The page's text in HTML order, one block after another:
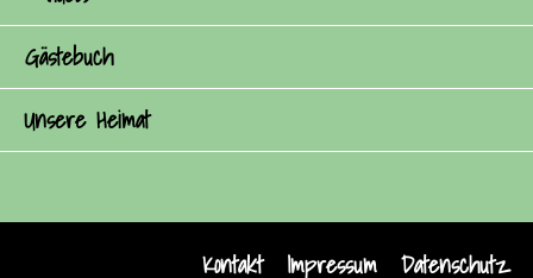
Gästebuch
Unsere Heimat
Kontakt Impressum Datenschutz